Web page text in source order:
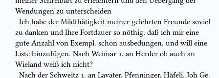
Wendungen zu unterscheiden
Ich habe der Mildthätigkeit meiner gelehrten Freunde soviel
zu danken und Ihre Fortdauer so nöthig, daß ich mir eine
gute Anzahl von Exempl. schon ausbedungen, und will eine
Liste hinzufügen. Nach Weimar 1. an Herder ob auch an
Wieland weiß ich nicht?
Nach der Schweitz 1. an Lavater, Pfenninger, Häfeli, Joh Ge.